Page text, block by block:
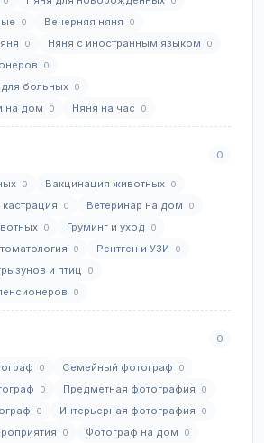
0 Вечерняя няня 0
0 Няня с иностранным языком 0
0
больных 0
на дом 0 Няня на час 0
0
0 Вакцинация животных 0
0 Ветеринар на дом 0
0 Груминг и уход 0
0 Рентген и УЗИ 0
и птиц 0
0
0
0 Семейный фотограф 0
0 Предметная фотография 0
0 Интерьерная фотография 0
0 Фотограф на дом 0